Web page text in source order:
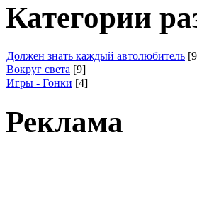
Категории
Должен знать каждый автолюбитель
Вокруг света [9]
Игры - Гонки [4]
Реклама